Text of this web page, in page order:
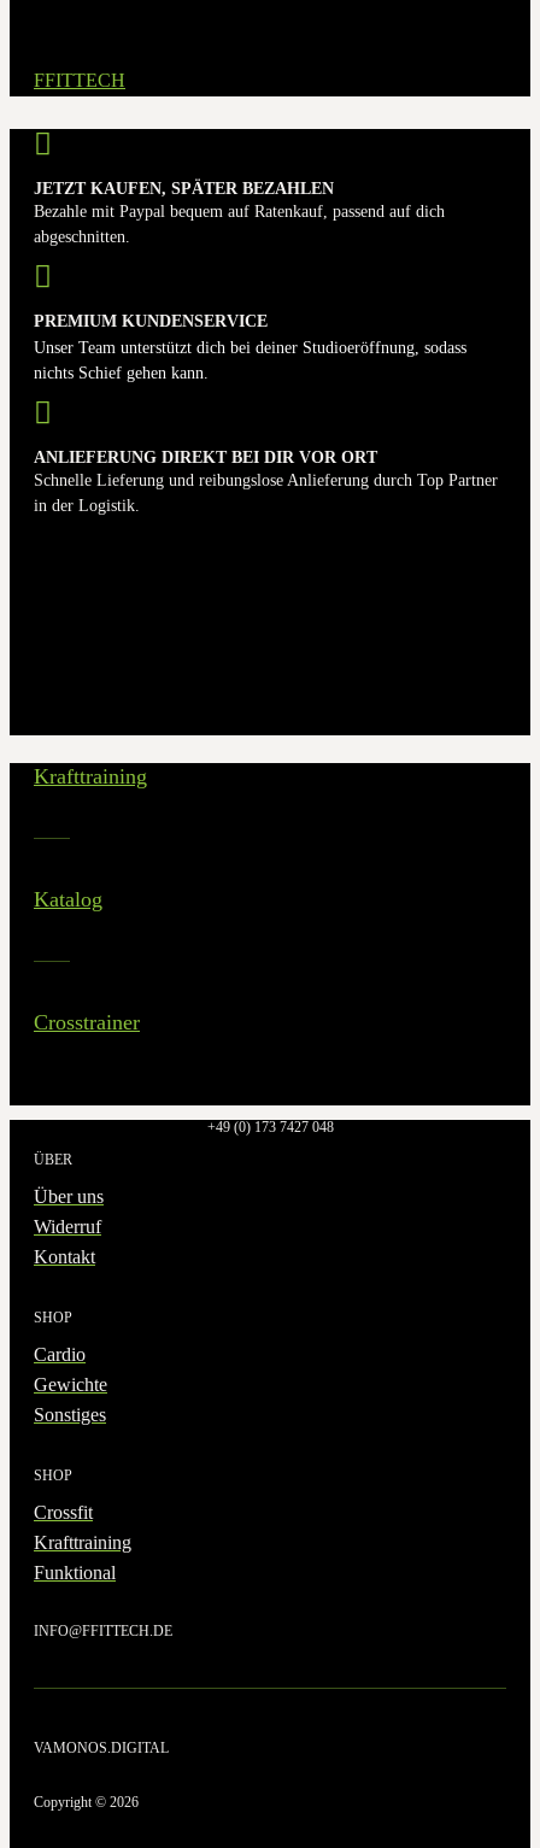
FFITTECH
JETZT KAUFEN, SPÄTER BEZAHLEN
Bezahle mit Paypal bequem auf Ratenkauf, passend auf dich
abgeschnitten.
PREMIUM KUNDENSERVICE
Unser Team unterstützt dich bei deiner Studioeröffnung, sodass
nichts Schief gehen kann.
ANLIEFERUNG DIREKT BEI DIR VOR ORT
Schnelle Lieferung und reibungslose Anlieferung durch Top Partner
in der Logistik.
Krafttraining
Katalog
Crosstrainer
+49 (0) 173 7427 048
ÜBER
Über uns
Widerruf
Kontakt
SHOP
Cardio
Gewichte
Sonstiges
SHOP
Crossfit
Krafttraining
Funktional
INFO@FFITTECH.DE
VAMONOS.DIGITAL
Copyright © 2026